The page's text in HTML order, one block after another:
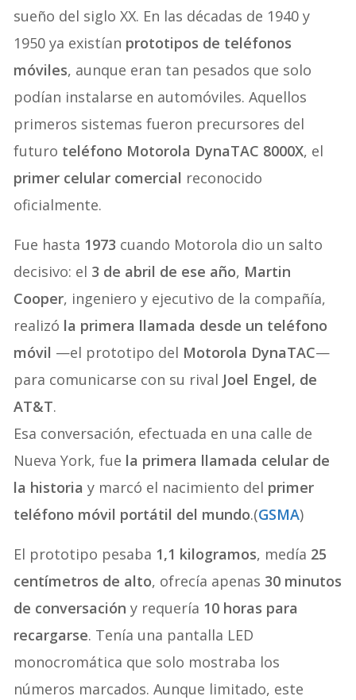
sueño del siglo XX. En las décadas de 1940 y
1950 ya existían prototipos de teléfonos
móviles, aunque eran tan pesados que solo
podían instalarse en automóviles. Aquellos
primeros sistemas fueron precursores del
futuro teléfono Motorola DynaTAC 8000X, el
primer celular comercial reconocido
oficialmente.
Fue hasta 1973 cuando Motorola dio un salto
decisivo: el 3 de abril de ese año, Martin
Cooper, ingeniero y ejecutivo de la compañía,
realizó la primera llamada desde un teléfono
móvil —el prototipo del Motorola DynaTAC—
para comunicarse con su rival Joel Engel, de
AT&T.
Esa conversación, efectuada en una calle de
Nueva York, fue la primera llamada celular de
la historia y marcó el nacimiento del primer
teléfono móvil portátil del mundo.(GSMA)
El prototipo pesaba 1,1 kilogramos, medía 25
centímetros de alto, ofrecía apenas 30 minutos
de conversación y requería 10 horas para
recargarse. Tenía una pantalla LED
monocromática que solo mostraba los
números marcados. Aunque limitado, este